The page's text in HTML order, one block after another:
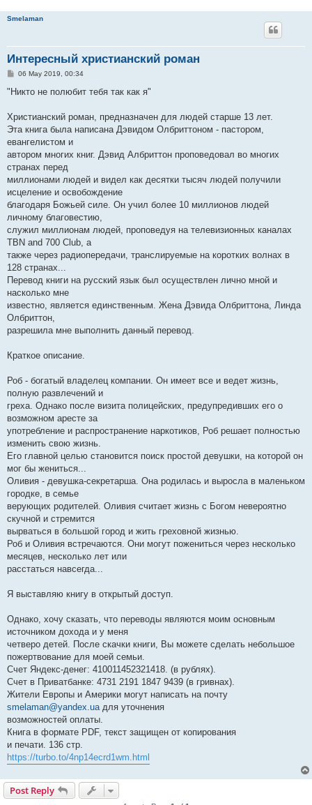
Smelaman
Интересный христианский роман
P
s
06 May 2019, 00:34
"Никто не полюбит тебя так как я"
Христианский роман, предназначен для людей старше 13 лет.
Эта книга была написана Дэвидом Олбриттоном - пастором,
евангелистом и
автором многих книг. Дэвид Албриттон проповедовал во многих
странах перед
миллионами людей и видел как десятки тысяч людей получили
исцеление и освобождение
благодаря Божьей силе. Он учил более 10 миллионов людей
личному благовестию,
служил миллионам людей, проповедуя на телевизионных каналах
TBN and 700 Club, а
также через радиопередачи, транслируемые на коротких волнах в
128 странах...
Перевод книги на русский язык был осуществлен лично мной и
насколько мне
известно, является единственным. Жена Дэвида Олбриттона, Линда
Олбриттон,
разрешила мне выполнить данный перевод.
Краткое описание.
Роб - богатый владелец компании. Он имеет все и ведет жизнь,
полную развлечений и
греха. Однако после визита полицейских, предупредивших его о
возможном аресте за
употребление и распространение наркотиков, Роб решает полностью
изменить свою жизнь.
Его главной целью становится поиск простой девушки, на которой он
мог бы жениться...
Оливия - девушка-секретарша. Она родилась и выросла в маленьком
городке, в семье
верующих родителей. Оливия считает жизнь с Богом невероятно
скучной и стремится
вырваться в большой город и жить греховной жизнью.
Роб и Оливия встречаются. Они могут пожениться через несколько
месяцев, несколько лет или
расстаться навсегда...
Я выставляю книгу в открытый доступ.
Однако, хочу сказать, что переводы являются моим основным
источником дохода и у меня
четверо детей. После скачки книги, Вы можете сделать небольшое
пожертвование для моей семьи.
Счет Яндекс-денег: 410011452321418. (в рублях).
Счет в Приватбанке: 4731 2191 1847 9439 (в гривнах).
Жители Европы и Америки могут написать на почту
smelaman@yandex.uaдля уточнения
возможностей оплаты.
Книга в формате PDF, текст защищен от копирования
и печати. 136 стр.
https://turbo.to/4np14ecrd1wm.html
Post Reply